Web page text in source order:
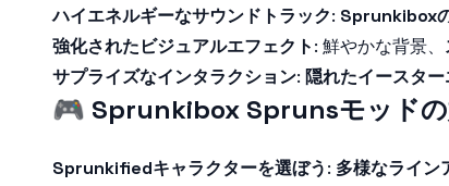
ハイエネルギーなサウンドトラック: Sprunkibox
強化されたビジュアルエフェクト: 鮮やかな背景、
サプライズなインタラクション: 隠れたイースタ
🎮 Sprunkibox Sprunsモッド
Sprunkifiedキャラクターを選ぼう: 多様なライン